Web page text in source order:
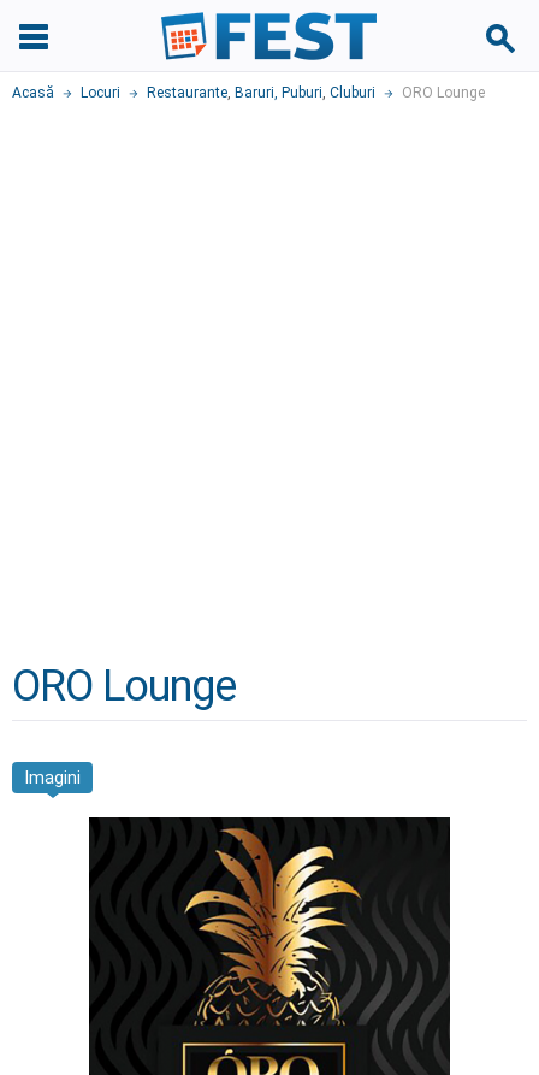
Acasă Locuri Restaurante, Baruri, Puburi, Cluburi ORO Lounge
ORO Lounge
Imagini